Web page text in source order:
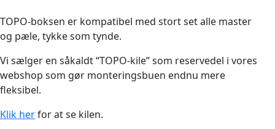
TOPO-boksen er kompatibel med stort set alle master
og pæle, tykke som tynde.
Vi sælger en såkaldt “TOPO-kile” som reservedel i vores
webshop som gør monteringsbuen endnu mere
fleksibel.
Klik herfor at se kilen.